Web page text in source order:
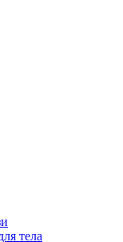
тела